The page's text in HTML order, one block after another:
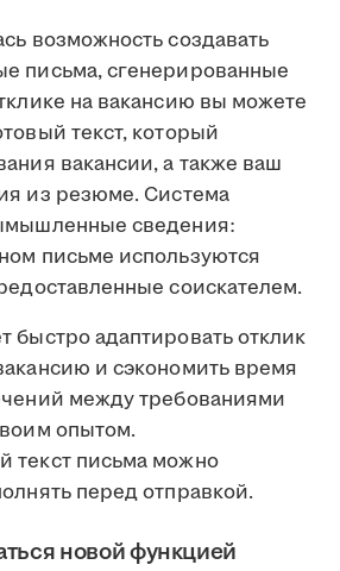
возможность создавать
письма, сгенерированные
на вакансию вы можете
текст, который
вакансии, а также ваш
из резюме. Система
сведения:
письме используются
соискателем.
быстро адаптировать отклик
и сэкономить время
между требованиями
опытом.
текст письма можно
перед отправкой.
новой функцией